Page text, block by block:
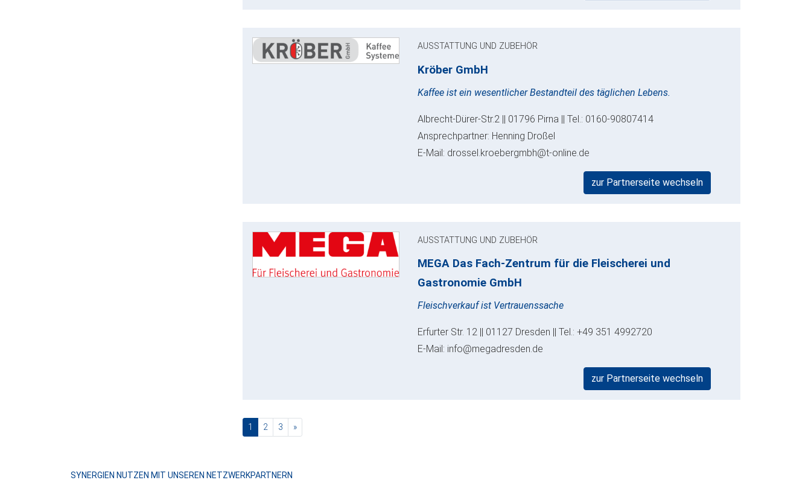
AUSSTATTUNG UND ZUBEHÖR
Kröber GmbH
Kaffee ist ein wesentlicher Bestandteil des täglichen Lebens.
Albrecht-Dürer-Str.2 || 01796 Pirna || Tel.: 0160-90807414
Ansprechpartner: Henning Droßel
E-Mail: drossel.kroebergmbh@t-online.de
zur Partnerseite wechseln
AUSSTATTUNG UND ZUBEHÖR
MEGA Das Fach-Zentrum für die Fleischerei und
Gastronomie GmbH
Fleischverkauf ist Vertrauenssache
Erfurter Str. 12 || 01127 Dresden || Tel.: +49 351 4992720
E-Mail: info@megadresden.de
zur Partnerseite wechseln
1 (current)
2 3 »nächste
SYNERGIEN NUTZEN MIT UNSEREN NETZWERKPARTNERN